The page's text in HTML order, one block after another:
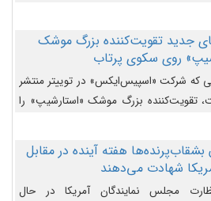
کارآفرینی در حوزه فضایی و مزایای جدیدی که
این حوزه ایجاد می‌کنند، می‌پردازد.
جدید تقویت‌کننده بزرگ موشک
روی سکوی پرتاب
که شرکت «اسپیس‌ایکس» در توییتر منتشر
تقویت‌کننده بزرگ موشک «استارشیپ» را
هفته آینده در مقابل
شهادت می‌دهند
مجلس نمایندگان آمریکا در حال